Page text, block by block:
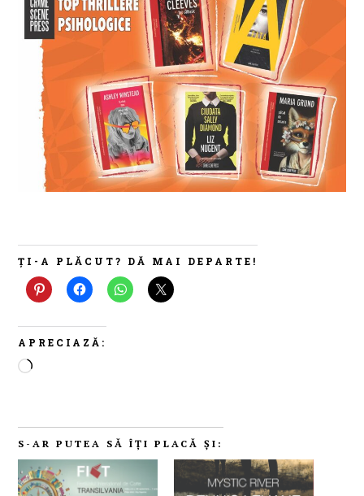
ȚI-A PLĂCUT? DĂ MAI DEPARTE!
APRECIAZĂ:
Încarc...
S-AR PUTEA SĂ ÎȚI PLACĂ ȘI: